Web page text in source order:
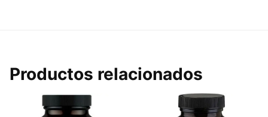
Productos relacionados